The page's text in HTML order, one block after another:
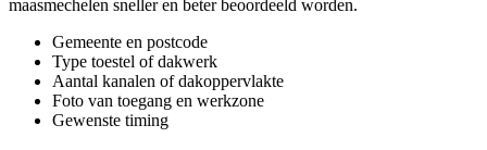
maasmechelen sneller en beter beoordeeld worden.
Gemeente en postcode
Type toestel of dakwerk
Aantal kanalen of dakoppervlakte
Foto van toegang en werkzone
Gewenste timing